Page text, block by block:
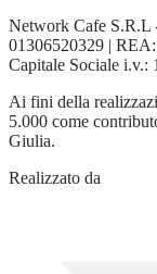
Network Cafe S.R.L
01306520329 |
Capitale Sociale i.v.:
Ai fini della
5.000 come
Giulia.
Realizzato da